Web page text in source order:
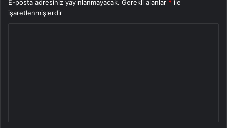
E-posta adresiniz yayınlanmayacak. Gerekli alanlar * ile
işaretlenmişlerdir